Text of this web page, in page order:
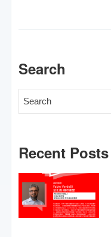
Search
Recent Posts